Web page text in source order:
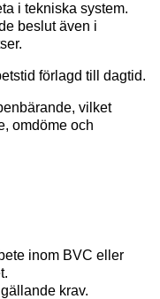
i tekniska system.
beslut även i
förlagd till dagtid.
vilket
omdöme och
inom BVC eller
krav.